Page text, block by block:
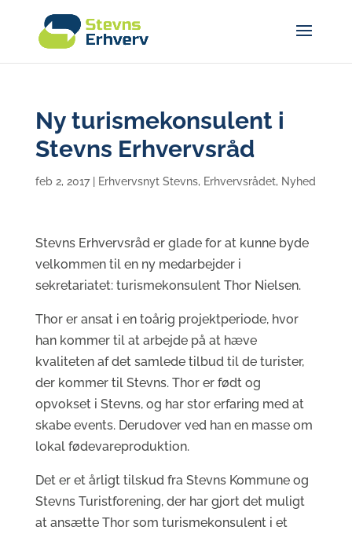
Ny turismekonsulent i
Stevns Erhvervsråd
feb 2, 2017| Erhvervsnyt Stevns, Erhvervsrådet, Nyhed
Stevns Erhvervsråd er glade for at kunne byde
velkommen til en ny medarbejder i
sekretariatet: turismekonsulent Thor Nielsen.
Thor er ansat i en toårig projektperiode, hvor
han kommer til at arbejde på at hæve
kvaliteten af det samlede tilbud til de turister,
der kommer til Stevns. Thor er født og
opvokset i Stevns, og har stor erfaring med at
skabe events. Derudover ved han en masse om
lokal fødevareproduktion.
Det er et årligt tilskud fra Stevns Kommune og
Stevns Turistforening, der har gjort det muligt
at ansætte Thor som turismekonsulent i et